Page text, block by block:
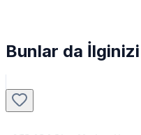
Bunlar da